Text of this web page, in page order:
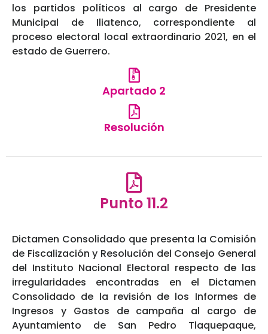
los partidos políticos al cargo de Presidente
Municipal de Iliatenco, correspondiente al
proceso electoral local extraordinario 2021, en el
estado de Guerrero.
Apartado 2
Resolución
Punto 11.2
Dictamen Consolidado que presenta la Comisión
de Fiscalización y Resolución del Consejo General
del Instituto Nacional Electoral respecto de las
irregularidades encontradas en el Dictamen
Consolidado de la revisión de los Informes de
Ingresos y Gastos de campaña al cargo de
Ayuntamiento de San Pedro Tlaquepaque,